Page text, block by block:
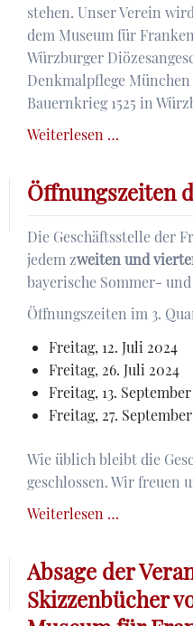
stehen. Unser Verein
dem Museum für
Würzburger
Denkmalpflege
Bauernkrieg 1525 in
Weiterlesen …
1525
in
und
seine
Folgen
Öffnungszeiten
Die Geschäftsstelle der
jedem zweiten und
bayerische Sommer-
Öffnungszeiten im 3.
Freitag, 12. Juli 2024
Freitag, 26. Juli 2024
Freitag, 13.
Freitag, 27.
Wie üblich bleibt die
geschlossen. Wir freuen
Weiterlesen …
im
3.
Absage der
Skizzenbücher